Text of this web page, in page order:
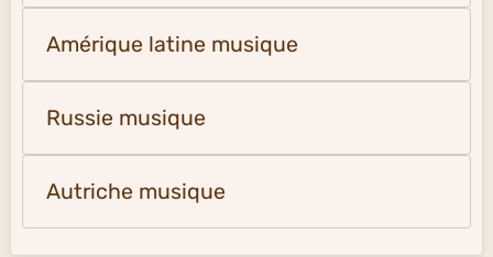
Amérique latine musique
Russie musique
Autriche musique